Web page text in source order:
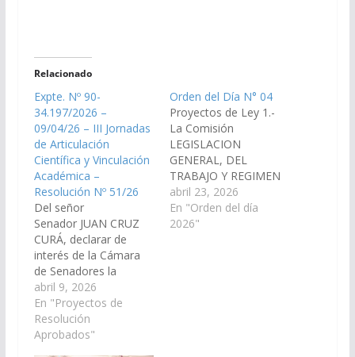
Relacionado
Expte. Nº 90-
34.197/2026 –
09/04/26 – III Jornadas
de Articulación
Científica y Vinculación
Académica –
Resolución Nº 51/26
Del señor
Senador JUAN CRUZ
CURÁ, declarar de
interés de la Cámara
de Senadores la
realización de las “III
Jornadas de
Articulación Científica y
Vinculación
abril 9, 2026
En "Proyectos de
Resolución
Aprobados"
Orden del Día N° 04
Proyectos de Ley 1.-
La Comisión
LEGISLACION
GENERAL, DEL
TRABAJO Y REGIMEN
PREVISIONAL, ha
considerado el
Proyecto de Ley, de
abril 23, 2026
En "Orden del día
2026"